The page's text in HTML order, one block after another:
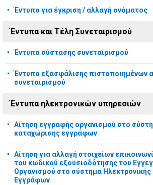
Έντυπο για έγκριση / αλλαγή ονόματος
Έντυπα και Τέλη Συνεταιρισμού
Έντυπο σύστασης συνεταιρισμού
Έντυπο εξασφάλισης πιστοποιημένων
συνεταιρισμού
Έντυπα ηλεκτρονικών υπηρεσιών
Αίτηση εγγραφής οργανισμού στο
καταχώρισης εγγράφων
Αίτηση για αλλαγή στοιχείων
του κωδικού εξουσιοδότησης του
Οργανισμού στο σύστημα
Εγγράφων